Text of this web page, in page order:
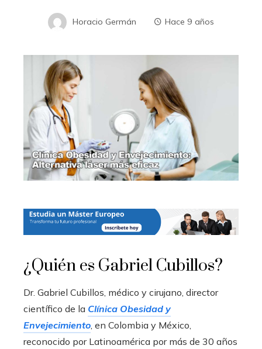
Horacio Germán Hace 9 años
¿Quién es Gabriel Cubillos?
Dr. Gabriel Cubillos, médico y cirujano, director
científico de la Clínica Obesidad y
Envejecimiento, en Colombia y México,
reconocido por Latinoamérica por más de 30 años